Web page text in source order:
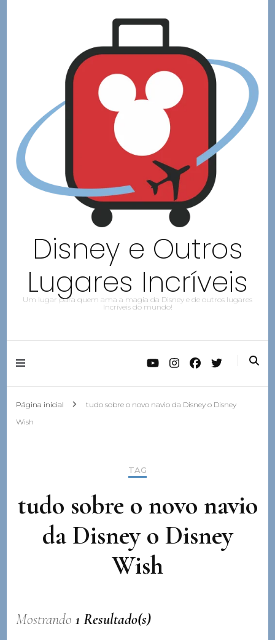
Disney e Outros
Lugares Incríveis
Um lugar para quem ama a magia da Disney e de outros lugares
Incríveis do mundo!
Página inicial
tudo sobre o novo navio da Disney o Disney
Wish
TAG
tudo sobre o novo navio
da Disney o Disney
Wish
Mostrando1 Resultado(s)